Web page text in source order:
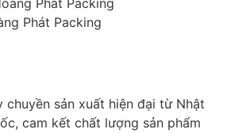
Phát Packing
chuyền sản xuất hiện đại từ Nhật
cam kết chất lượng sản phẩm